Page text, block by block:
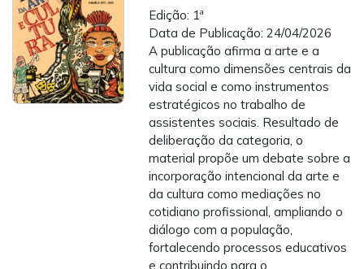
Edição: 1ª
Data de Publicação: 24/04/2026
A publicação afirma a arte e a
cultura como dimensões centrais da
vida social e como instrumentos
estratégicos no trabalho de
assistentes sociais. Resultado de
deliberação da categoria, o
material propõe um debate sobre a
incorporação intencional da arte e
da cultura como mediações no
cotidiano profissional, ampliando o
diálogo com a população,
fortalecendo processos educativos
e contribuindo para o